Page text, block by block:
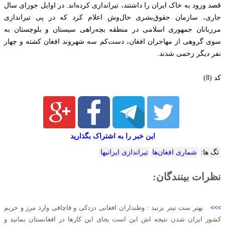
قصد ورود به خاک ایران را داشتند، تیراندازی کرده‌اند. در اوایل جوزای سال
جاری، سازمان حقوق‌بشری حال‌وش اعلام کرد که در پی تیراندازی
مرزبانان جمهوری اسلامی در منطقه بچه‌راهی سیستان و بلوچستان به
سوی گروهی از مهاجران افغان، دست‌کم سه شهروند افغان کشته و چهار
نفر دیگر زخمی شدند.
کد (8)
این خبر را به اشتراک بگذارید
تگ ها: شماری افغان‌ها تیراندازی ایرانیها
نظرات بینندگان:
>>> بهتر ست تیتر بزنید : وطنداران افغانی دزدکی و قاچاقی وارد مرز و حریم
کشور ایران شدن نتیجه اش این است بجای این کارها در افغانستان بمانید و